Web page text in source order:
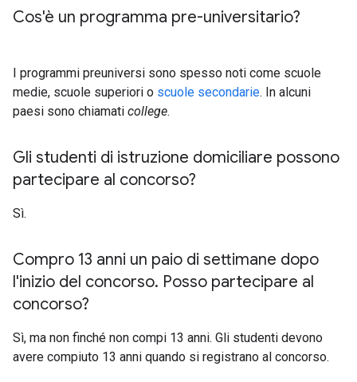
Cos'è un programma pre-universitario?
I programmi preuniversi sono spesso noti come scuole
medie, scuole superiori o scuole secondarie. In alcuni
paesi sono chiamati college.
Gli studenti di istruzione domiciliare possono
partecipare al concorso?
Sì.
Compro 13 anni un paio di settimane dopo
l'inizio del concorso. Posso partecipare al
concorso?
Sì, ma non finché non compi 13 anni. Gli studenti devono
avere compiuto 13 anni quando si registrano al concorso.